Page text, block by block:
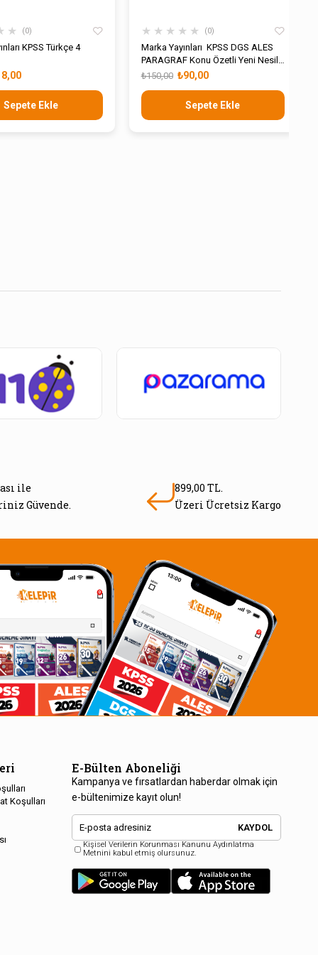
★ 0
KPSS Türkçe 4
Sepete Ekle
★ ★ ★ ★ ★ 0
Marka Yayınları KPSS DGS ALES
PARAGRAF Konu Özetli Yeni Nesil
Soru Bankası Tamamı Video
₺90,00
₺150,00
Sepete Ekle
ile
Güvende.
899,00 TL.
Üzeri Ücretsiz Kargo
Koşulları
E-Bülten Aboneliği
Kampanya ve fırsatlardan haberdar olmak için
e-bültenimize kayıt olun!
KAYDOL
Kişisel Verilerin Korunması Kanunu Aydınlatma
Metnini kabul etmiş olursunuz.